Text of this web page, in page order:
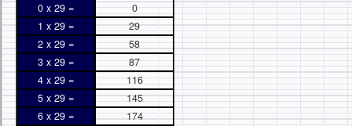
0 x 29 =
0
1 x 29 =
29
2 x 29 =
58
3 x 29 =
87
4 x 29 =
116
5 x 29 =
145
6 x 29 =
174